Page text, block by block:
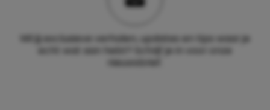
Wil jij exclusieve verhalen, updates en tips waar je
echt wat aan hebt? Schrijf je in voor onze
nieuwsbrief.